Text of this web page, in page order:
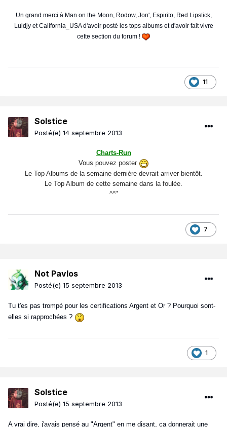
Un grand merci à Man on the Moon, Rodow, Jon', Espirito, Red Lipstick,
Luidjy et California_USA d'avoir posté les tops albums et d'avoir fait vivre
cette section du forum !
11
Solstice
Posté(e) 14 septembre 2013
Charts-Run
Vous pouvez poster
Le Top Albums de la semaine dernière devrait arriver bientôt.
Le Top Album de cette semaine dans la foulée.
^^"
7
Not Pavlos
Posté(e) 15 septembre 2013
Tu t'es pas trompé pour les certifications Argent et Or ? Pourquoi sont-
elles si rapprochées ?
1
Solstice
Posté(e) 15 septembre 2013
A vrai dire, j'avais pensé au "Argent" en me disant, ca donnerait une